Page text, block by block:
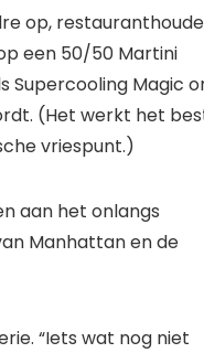
op,
een 50/50 Martini
Supercooling Magic
(Het werkt het
vriespunt.)
aan het onlangs
Manhattan en de
“Iets wat nog niet